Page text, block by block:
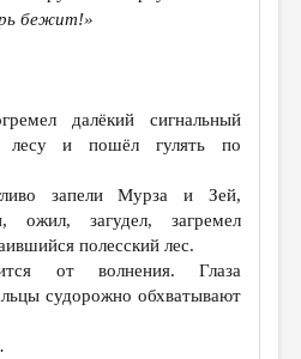
бежит!»
далёкий сигнальный
лесу и пошёл гулять по
запели Мурза и Зей,
ожил, загудел, загремел
полесский лес.
от волнения. Глаза
судорожно обхватывают